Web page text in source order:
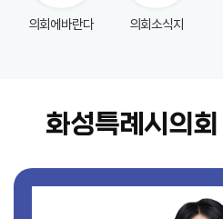
여
의회에바란다 의회소식지
화성특례시의회